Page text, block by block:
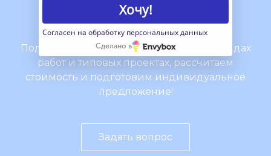
Нужна консультация?
Подробно расскажем о наших услугах, видах
работ и типовых проектах, рассчитаем
стоимость и подготовим индивидуальное
предложение!
Задать вопрос
Хочу!
Согласен на обработку персональных данных
Сделано в